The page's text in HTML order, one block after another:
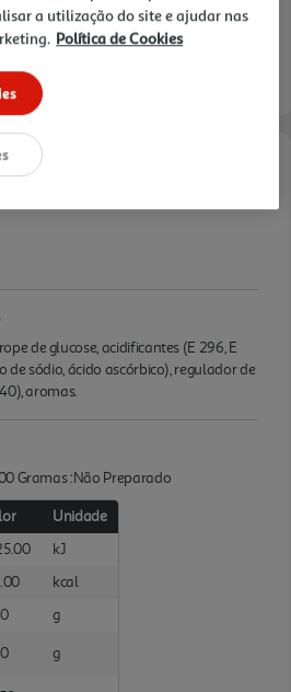
de glucose, acidificantes (E 296, E
de sódio, ácido ascórbico), regulador de
aromas.
Gramas :Não Preparado
Unidade
kJ
kcal
g
g
a utilização do site e ajudar nas
Política de Cookies